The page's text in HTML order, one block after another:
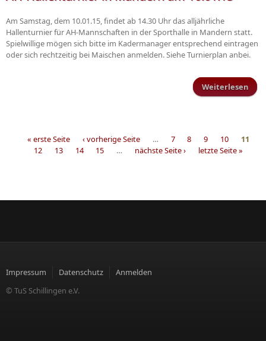
Am Samstag, dem 10.01.15, findet ab 14.30 Uhr das alljährliche
Hallenturnier für AH-Mannschaften in der Sporthalle in Mandern statt.
Spielwillige mögen sich bitte im Kadermanager entsprechend eintragen
oder sich rechtzeitig bei Maischen anmelden. Siehe Turnierplan anbei.
Weiterlesen
Seiten
« erste Seite ‹ vorherige Seite … 7 8 9 10
11
12
13 14 15 … nächste Seite › letzte Seite »
Impressum Datenschutz
Anmelden
© TuS Schillingen e.V.